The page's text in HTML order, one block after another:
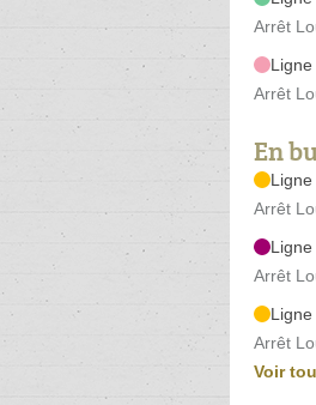
Arrêt
Arrêt
En
Arrêt
Arrêt
Arrêt
Voir